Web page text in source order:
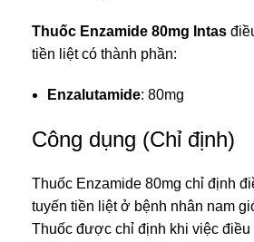
Thuốc Enzamide 80mg Intas
tiền liệtcó thành phần:
Enzalutamide: 80mg
Công dụng (Chỉ định)
Thuốc Enzamide 80mg chỉ định
tuyến tiền liệt ở bệnh nhân nam
Thuốc được chỉ định khi việc điều